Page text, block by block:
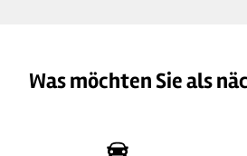
Was möchten Sie als